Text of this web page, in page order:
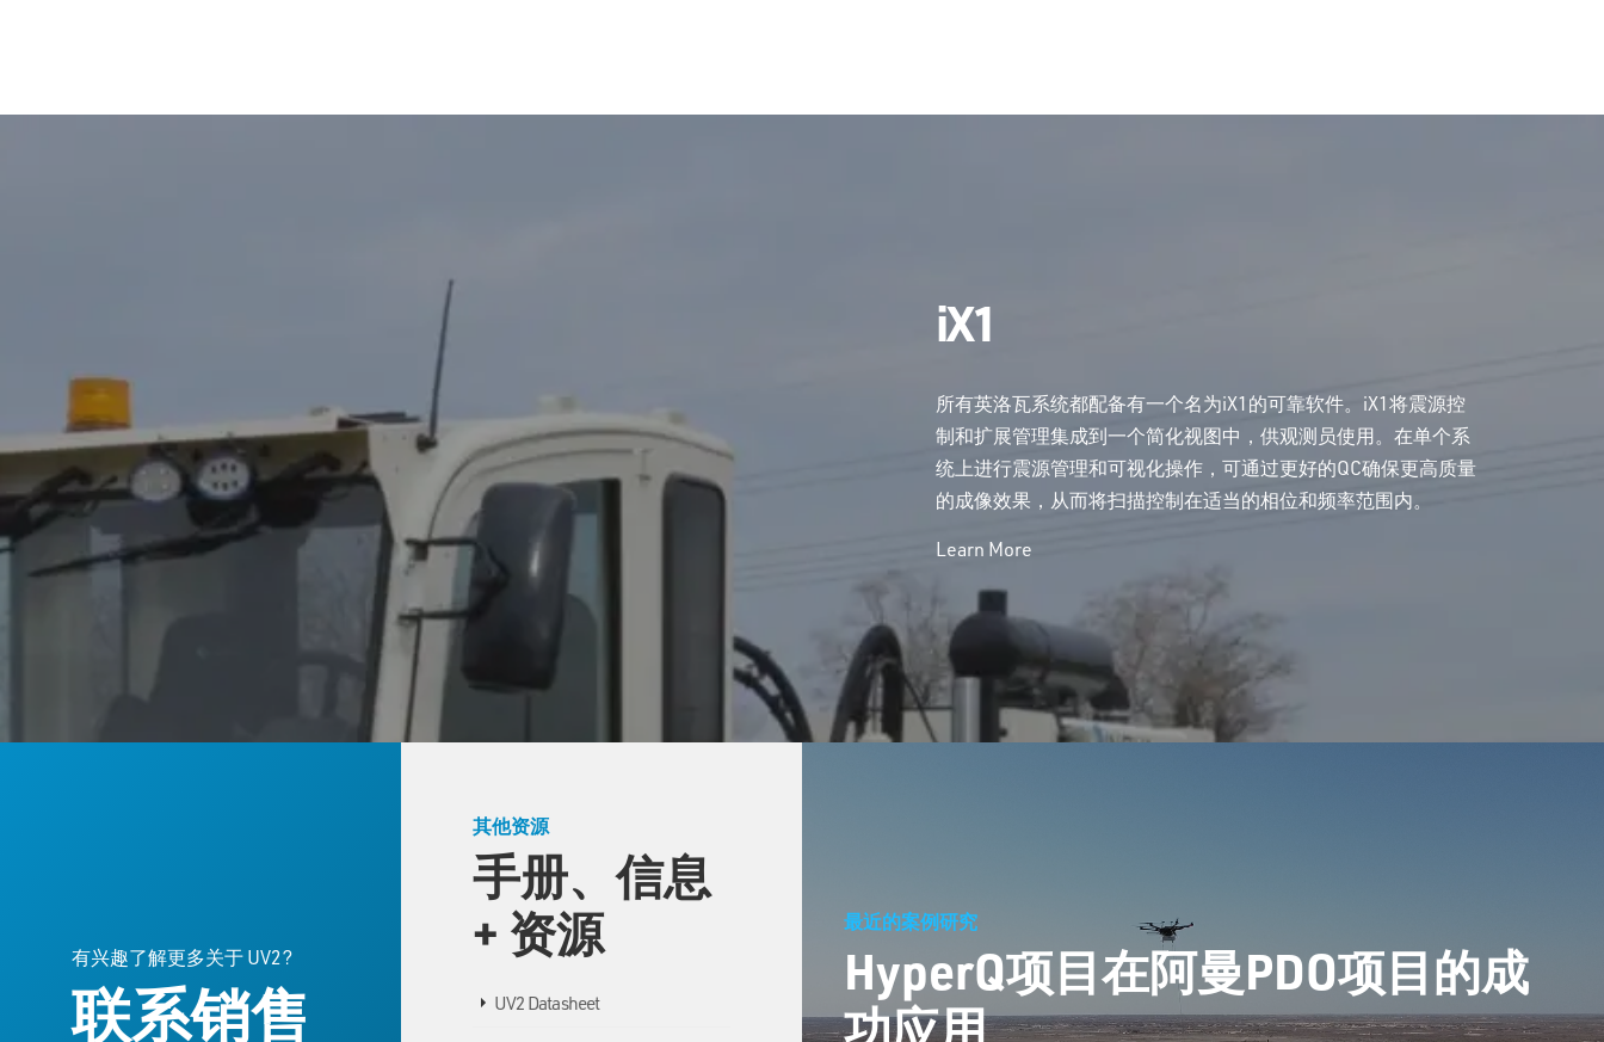
iX1
所有英洛瓦系统都配备有一个名为iX1的可靠软件。iX1将震源控
制和扩展管理集成到一个简化视图中，供观测员使用。在单个系
统上进行震源管理和可视化操作，可通过更好的QC确保更高质量
的成像效果，从而将扫描控制在适当的相位和频率范围内。
Learn More
有兴趣了解更多关于 UV2?
联系销售
其他资源
手册、信息
+ 资源
UV2 Datasheet
最近的案例研究
HyperQ项目在阿曼PDO项目的成
功应用